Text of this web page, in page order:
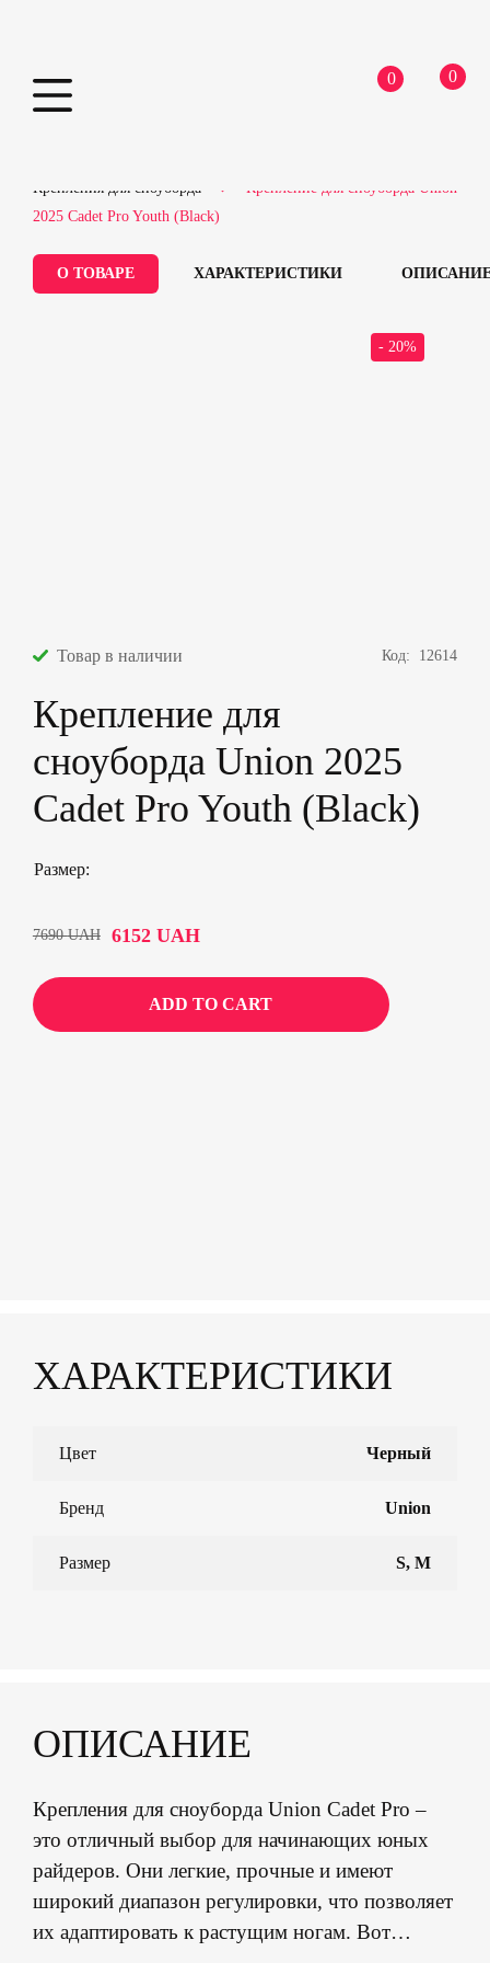
content
0 0
Крепления для сноуборда
Крепление для сноуборда Union
2025 Cadet Pro Youth (Black)
О ТОВАРЕ ХАРАКТЕРИСТИКИ
- 20%
Товар в наличии Код: 12614
Крепление для
сноуборда Union 2025
Cadet Pro Youth (Black)
Размер
7690UAH 6152 UAH
ADD TO CART
ХАРАКТЕРИСТИКИ
Цвет Черный
Бренд Union
Размер S, M
ОПИСАНИЕ
Крепления для сноуборда Union Cadet Pro –
это отличный выбор для начинающих юных
райдеров. Они легкие, прочные и имеют
широкий диапазон регулировки, что позволяет
их адаптировать к растущим ногам. Вот